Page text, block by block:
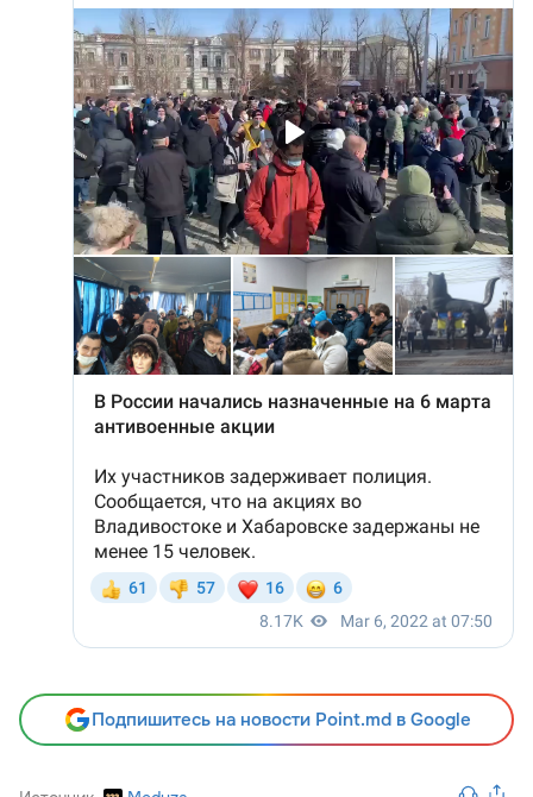
Подпишитесь на новости Point.md в Google